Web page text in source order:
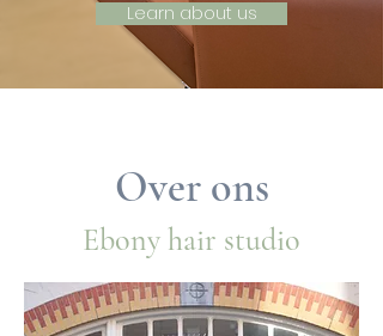
Learn about us
Over ons
Ebony hair studio